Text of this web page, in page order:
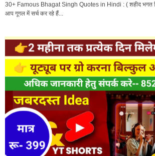
30+ Famous Bhagat Singh Quotes in Hindi : ( शहीद भगत
आप गूगल में सर्च कर रहे हैं...